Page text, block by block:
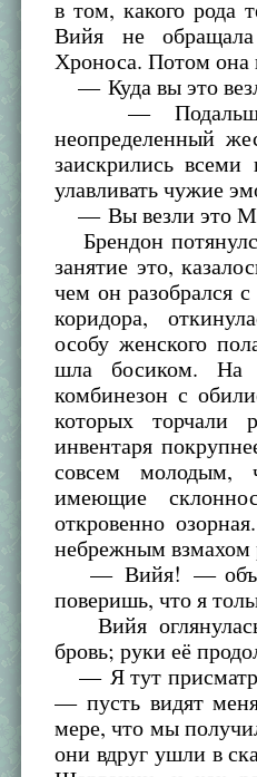
в том, какого рода
Вийя не
Хроноса. Потом она
— Куда вы это
— Подальше
неопределенный
заискрились
улавливать чужие
— Вы везли это
Брендон
занятие это,
чем он разобрался
коридора,
особу женского
шла босиком. На
комбинезон с
которых торчали
инвентаря
совсем молодым,
имеющие
откровенно
небрежным взмахом
— Вийя! —
поверишь, что я
Вийя оглянулась
бровь; руки её
— Я тут
— пусть видят
мере, что мы
они вдруг ушли в